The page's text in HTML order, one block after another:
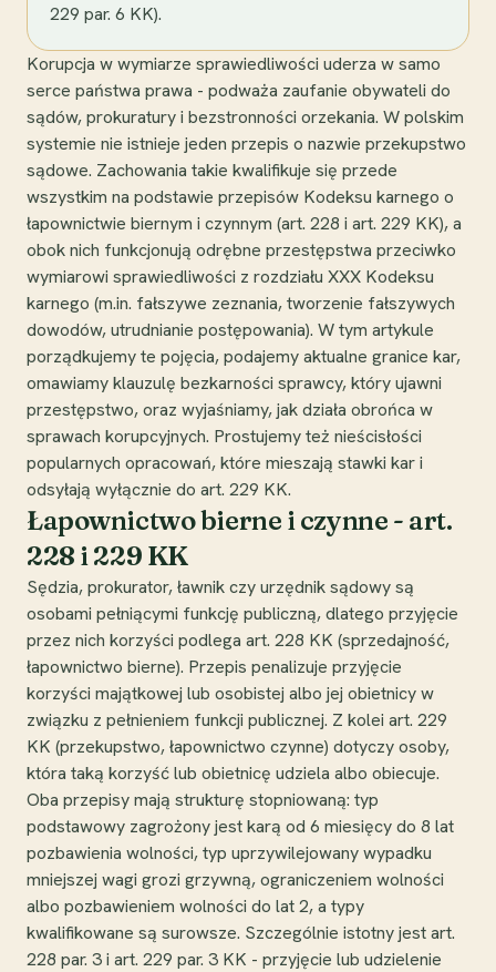
229 par. 6 KK).
Korupcja w wymiarze sprawiedliwości uderza w samo
serce państwa prawa - podważa zaufanie obywateli do
sądów, prokuratury i bezstronności orzekania. W polskim
systemie nie istnieje jeden przepis o nazwie przekupstwo
sądowe. Zachowania takie kwalifikuje się przede
wszystkim na podstawie przepisów Kodeksu karnego o
łapownictwie biernym i czynnym (art. 228 i art. 229 KK), a
obok nich funkcjonują odrębne przestępstwa przeciwko
wymiarowi sprawiedliwości z rozdziału XXX Kodeksu
karnego (m.in. fałszywe zeznania, tworzenie fałszywych
dowodów, utrudnianie postępowania). W tym artykule
porządkujemy te pojęcia, podajemy aktualne granice kar,
omawiamy klauzulę bezkarności sprawcy, który ujawni
przestępstwo, oraz wyjaśniamy, jak działa obrońca w
sprawach korupcyjnych. Prostujemy też nieścisłości
popularnych opracowań, które mieszają stawki kar i
odsyłają wyłącznie do art. 229 KK.
Łapownictwo bierne i czynne - art.
228 i 229 KK
Sędzia, prokurator, ławnik czy urzędnik sądowy są
osobami pełniącymi funkcję publiczną, dlatego przyjęcie
przez nich korzyści podlega art. 228 KK (sprzedajność,
łapownictwo bierne). Przepis penalizuje przyjęcie
korzyści majątkowej lub osobistej albo jej obietnicy w
związku z pełnieniem funkcji publicznej. Z kolei art. 229
KK (przekupstwo, łapownictwo czynne) dotyczy osoby,
która taką korzyść lub obietnicę udziela albo obiecuje.
Oba przepisy mają strukturę stopniowaną: typ
podstawowy zagrożony jest karą od 6 miesięcy do 8 lat
pozbawienia wolności, typ uprzywilejowany wypadku
mniejszej wagi grozi grzywną, ograniczeniem wolności
albo pozbawieniem wolności do lat 2, a typy
kwalifikowane są surowsze. Szczególnie istotny jest art.
228 par. 3 i art. 229 par. 3 KK - przyjęcie lub udzielenie